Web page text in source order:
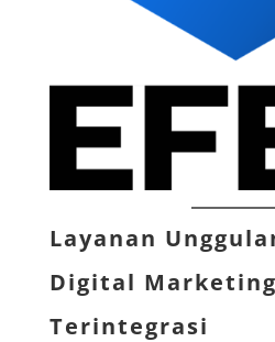
Layanan
Digital Marketing
Terintegrasi